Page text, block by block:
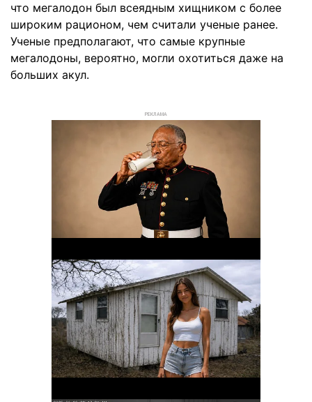
что мегалодон был всеядным хищником с более
широким рационом, чем считали ученые ранее.
Ученые предполагают, что самые крупные
мегалодоны, вероятно, могли охотиться даже на
больших акул.
РЕКЛАМА